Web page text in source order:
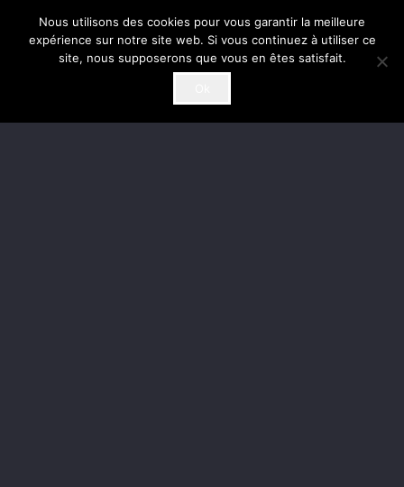
Nous utilisons des cookies pour vous garantir la meilleure
expérience sur notre site web. Si vous continuez à utiliser ce
site, nous supposerons que vous en êtes satisfait.